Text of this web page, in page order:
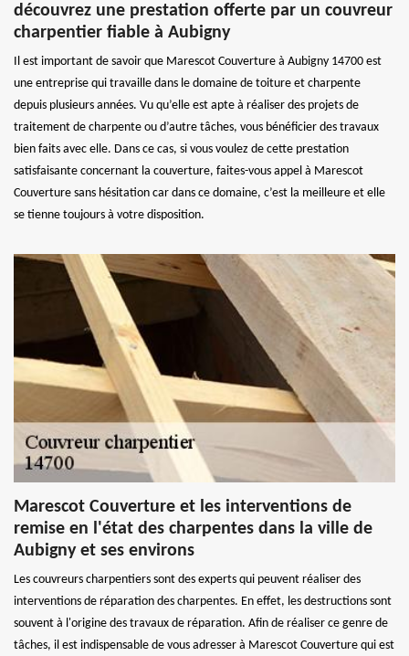
découvrez une prestation offerte par un couvreur
charpentier fiable à Aubigny
Il est important de savoir que Marescot Couverture à Aubigny 14700 est
une entreprise qui travaille dans le domaine de toiture et charpente
depuis plusieurs années. Vu qu’elle est apte à réaliser des projets de
traitement de charpente ou d’autre tâches, vous bénéficier des travaux
bien faits avec elle. Dans ce cas, si vous voulez de cette prestation
satisfaisante concernant la couverture, faites-vous appel à Marescot
Couverture sans hésitation car dans ce domaine, c’est la meilleure et elle
se tienne toujours à votre disposition.
Marescot Couverture et les interventions de
remise en l'état des charpentes dans la ville de
Aubigny et ses environs
Les couvreurs charpentiers sont des experts qui peuvent réaliser des
interventions de réparation des charpentes. En effet, les destructions sont
souvent à l'origine des travaux de réparation. Afin de réaliser ce genre de
tâches, il est indispensable de vous adresser à Marescot Couverture qui est